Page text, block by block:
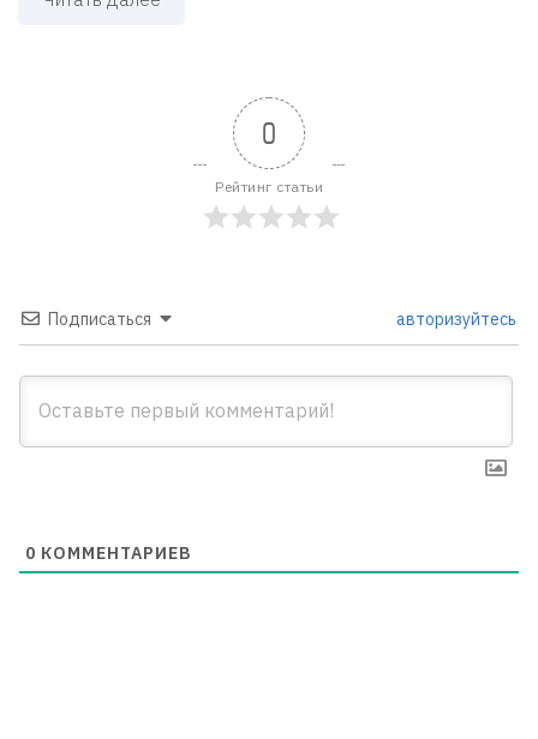
0
Рейтинг статьи
Подписаться авторизуйтесь
0 КОММЕНТАРИЕВ